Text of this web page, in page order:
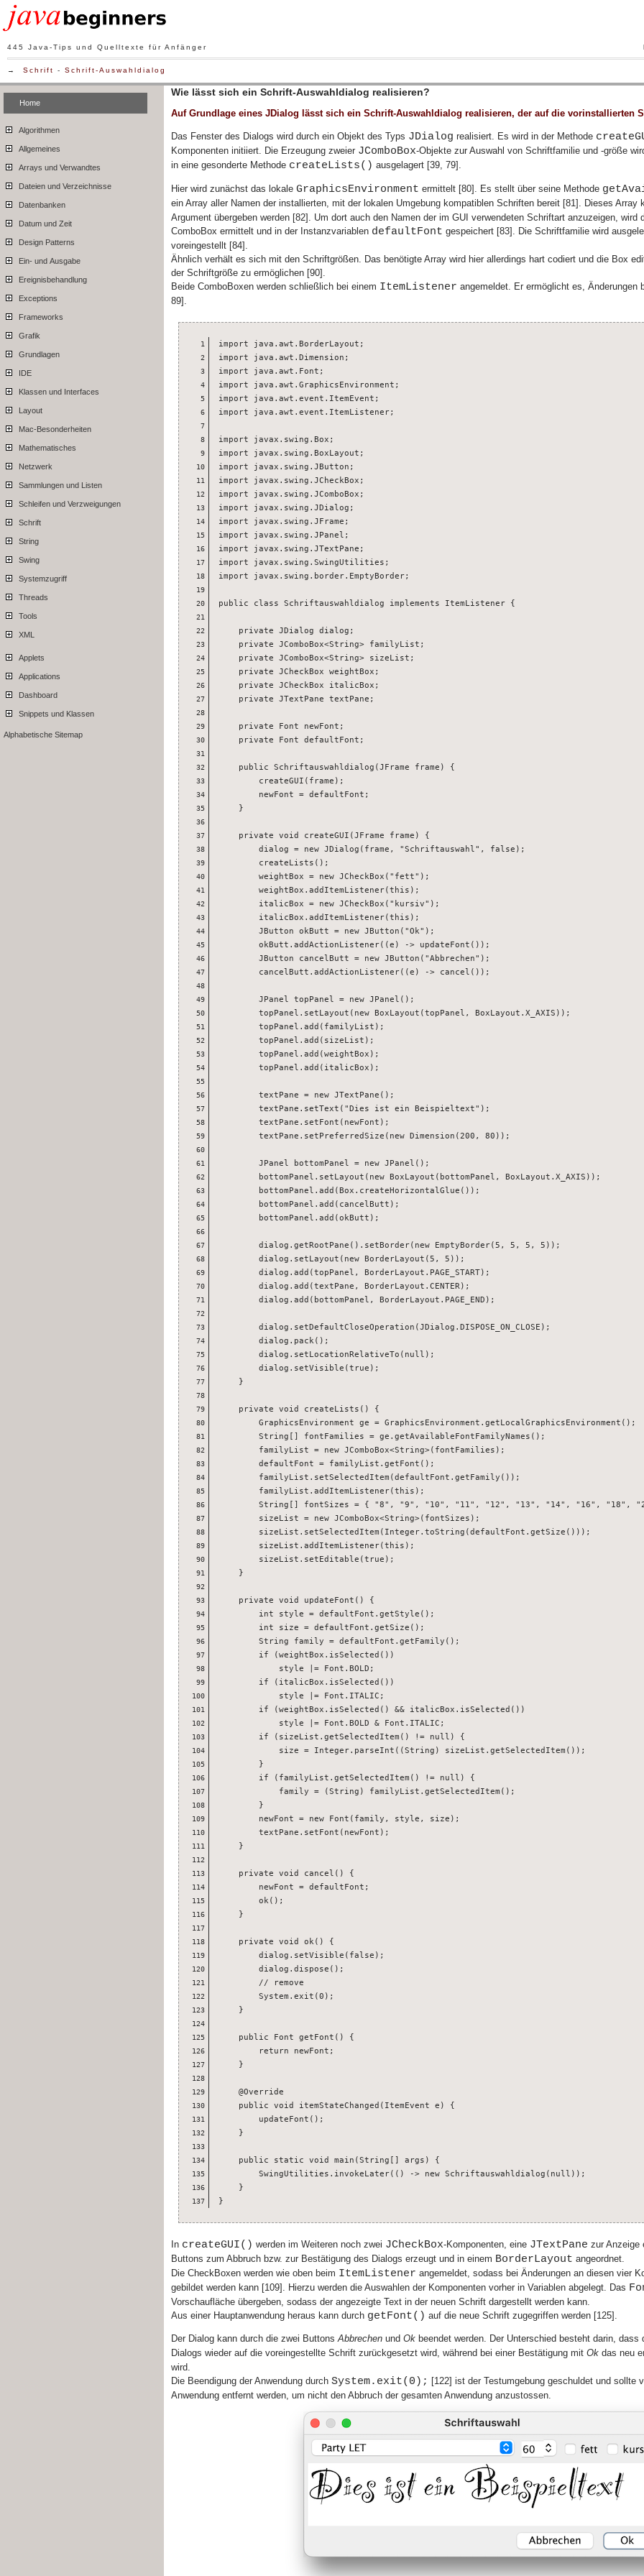
445 Java-Tips und Quelltexte für Anfänger
→ Schrift - Schrift-Auswahldialog
Home
Algorithmen
Allgemeines
Arrays und Verwandtes
Dateien und Verzeichnisse
Datenbanken
Datum und Zeit
Design Patterns
Ein- und Ausgabe
Ereignisbehandlung
Exceptions
Frameworks
Grafik
Grundlagen
IDE
Klassen und Interfaces
Layout
Mac-Besonderheiten
Mathematisches
Netzwerk
Sammlungen und Listen
Schleifen und Verzweigungen
Schrift
String
Swing
Systemzugriff
Threads
Tools
XML
Applets
Applications
Dashboard
Snippets und Klassen
Alphabetische Sitemap
Wie lässt sich ein Schrift-Auswahldialog realisieren?
Auf Grundlage eines JDialog lässt sich ein Schrift-Auswahldialog realisieren, der auf die vorinstallierten
Das Fenster des Dialogs wird durch ein Objekt des Typs JDialog realisiert. Es wird in der Methode
Komponenten initiiert. Die Erzeugung zweier JComboBox-Objekte zur Auswahl von Schriftfamilie und -größe
in eine gesonderte Methode createLists() ausgelagert [39, 79].
Hier wird zunächst das lokaleGraphicsEnvironment ermittelt [80]. Es stellt über seine Methode
ein Array aller Namen der installierten, mit der lokalen Umgebung kompatiblen Schriften bereit [81]. Dieses Array
Argument übergeben werden [82]. Um dort auch den Namen der im GUI verwendeten Schriftart anzuzeigen, wird
ComboBox ermittelt und in der Instanzvariablen defaultFont gespeichert [83]. Die Schriftfamilie wird
voreingestellt [84].
Ähnlich verhält es sich mit den Schriftgrößen. Das benötigte Array wird hier allerdings hart codiert und die Box
der Schriftgröße zu ermöglichen [90].
Beide ComboBoxen werden schließlich bei einem ItemListener angemeldet. Er ermöglicht es, Änderungen
89].
1
2
3
4
5
6
7
8
9
10
11
12
13
14
15
16
17
18
19
20
21
22
23
24
25
26
27
28
29
30
31
32
33
34
35
36
37
38
39
40
41
42
43
44
45
46
47
48
49
50
51
52
53
54
55
56
57
58
59
60
61
62
63
64
65
66
67
68
69
70
71
72
73
74
75
76
77
78
79
80
81
82
83
84
85
86
87
88
89
90
91
92
93
94
95
96
97
98
99
100
101
102
103
104
105
106
107
108
109
110
111
112
113
114
115
116
117
118
119
120
121
122
123
124
125
126
127
128
129
130
131
132
133
134
135
136
137
import java.awt.BorderLayout;
import java.awt.Dimension;
import java.awt.Font;
import java.awt.GraphicsEnvironment;
import java.awt.event.ItemEvent;
import java.awt.event.ItemListener;
import javax.swing.Box;
import javax.swing.BoxLayout;
import javax.swing.JButton;
import javax.swing.JCheckBox;
import javax.swing.JComboBox;
import javax.swing.JDialog;
import javax.swing.JFrame;
import javax.swing.JPanel;
import javax.swing.JTextPane;
import javax.swing.SwingUtilities;
import javax.swing.border.EmptyBorder;
public class Schriftauswahldialog implements ItemListener {
    private JDialog dialog;
    private JComboBox<String> familyList;
    private JComboBox<String> sizeList;
    private JCheckBox weightBox;
    private JCheckBox italicBox;
    private JTextPane textPane;
    private Font newFont;
    private Font defaultFont;
    public Schriftauswahldialog(JFrame frame) {
        createGUI(frame);
        newFont = defaultFont;
    }
    private void createGUI(JFrame frame) {
        dialog = new JDialog(frame, "Schriftauswahl", false);
        createLists();
        weightBox = new JCheckBox("fett");
        weightBox.addItemListener(this);
        italicBox = new JCheckBox("kursiv");
        italicBox.addItemListener(this);
        JButton okButt = new JButton("Ok");
        okButt.addActionListener((e) -> updateFont());
        JButton cancelButt = new JButton("Abbrechen");
        cancelButt.addActionListener((e) -> cancel());
        JPanel topPanel = new JPanel();
        topPanel.setLayout(new BoxLayout(topPanel, BoxLayout.X_AXIS));
        topPanel.add(familyList);
        topPanel.add(sizeList);
        topPanel.add(weightBox);
        topPanel.add(italicBox);
        textPane = new JTextPane();
        textPane.setText("Dies ist ein Beispieltext");
        textPane.setFont(newFont);
        textPane.setPreferredSize(new Dimension(200, 80));
        JPanel bottomPanel = new JPanel();
        bottomPanel.setLayout(new BoxLayout(bottomPanel, BoxLayout.X_AXIS));
        bottomPanel.add(Box.createHorizontalGlue());
        bottomPanel.add(cancelButt);
        bottomPanel.add(okButt);
        dialog.getRootPane().setBorder(new EmptyBorder(5, 5, 5, 5));
        dialog.setLayout(new BorderLayout(5, 5));
        dialog.add(topPanel, BorderLayout.PAGE_START);
        dialog.add(textPane, BorderLayout.CENTER);
        dialog.add(bottomPanel, BorderLayout.PAGE_END);
        dialog.setDefaultCloseOperation(JDialog.DISPOSE_ON_CLOSE);
        dialog.pack();
        dialog.setLocationRelativeTo(null);
        dialog.setVisible(true);
    }
    private void createLists() {
        GraphicsEnvironment ge = GraphicsEnvironment.getLocalGraphicsEnvironment();
        String[] fontFamilies = ge.getAvailableFontFamilyNames();
        familyList = new JComboBox<String>(fontFamilies);
        defaultFont = familyList.getFont();
        familyList.setSelectedItem(defaultFont.getFamily());
        familyList.addItemListener(this);
String[] fontSizes = { "8", "9", "10", "11", "12", "13", "14", "16", "18",
        sizeList = new JComboBox<String>(fontSizes);
        sizeList.setSelectedItem(Integer.toString(defaultFont.getSize()));
        sizeList.addItemListener(this);
        sizeList.setEditable(true);
    }
    private void updateFont() {
        int style = defaultFont.getStyle();
        int size = defaultFont.getSize();
        String family = defaultFont.getFamily();
        if (weightBox.isSelected())
            style |= Font.BOLD;
        if (italicBox.isSelected())
            style |= Font.ITALIC;
        if (weightBox.isSelected() && italicBox.isSelected())
            style |= Font.BOLD & Font.ITALIC;
        if (sizeList.getSelectedItem() != null) {
            size = Integer.parseInt((String) sizeList.getSelectedItem());
        }
        if (familyList.getSelectedItem() != null) {
            family = (String) familyList.getSelectedItem();
        }
        newFont = new Font(family, style, size);
        textPane.setFont(newFont);
    }
    private void cancel() {
        newFont = defaultFont;
        ok();
    }
    private void ok() {
        dialog.setVisible(false);
        dialog.dispose();
        // remove
        System.exit(0);
    }
    public Font getFont() {
        return newFont;
    }
    @Override
    public void itemStateChanged(ItemEvent e) {
        updateFont();
    }
    public static void main(String[] args) {
        SwingUtilities.invokeLater(() -> new Schriftauswahldialog(null));
    }
}
In createGUI() werden im Weiteren noch zwei JCheckBox-Komponenten, eine JTextPane zur Anzeige
Buttons zum Abbruch bzw. zur Bestätigung des Dialogs erzeugt und in einem BorderLayout angeordnet.
Die CheckBoxen werden wie oben beim ItemListener angemeldet, sodass bei Änderungen an diesen vier
gebildet werden kann [109]. Hierzu werden die Auswahlen der Komponenten vorher in Variablen abgelegt. Das
Vorschaufläche übergeben, sodass der angezeigte Text in der neuen Schrift dargestellt werden kann.
Aus einer Hauptanwendung heraus kann durch getFont() auf die neue Schrift zugegriffen werden [125].
Der Dialog kann durch die zwei ButtonsAbbrechen undOk beendet werden. Der Unterschied besteht darin, dass
Dialogs wieder auf die voreingestellte Schrift zurückgesetzt wird, während bei einer Bestätigung mitOk das neu
wird.
Die Beendigung der Anwendung durchSystem.exit(0); [122] ist der Testumgebung geschuldet und sollte
Anwendung entfernt werden, um nicht den Abbruch der gesamten Anwendung anzustossen.